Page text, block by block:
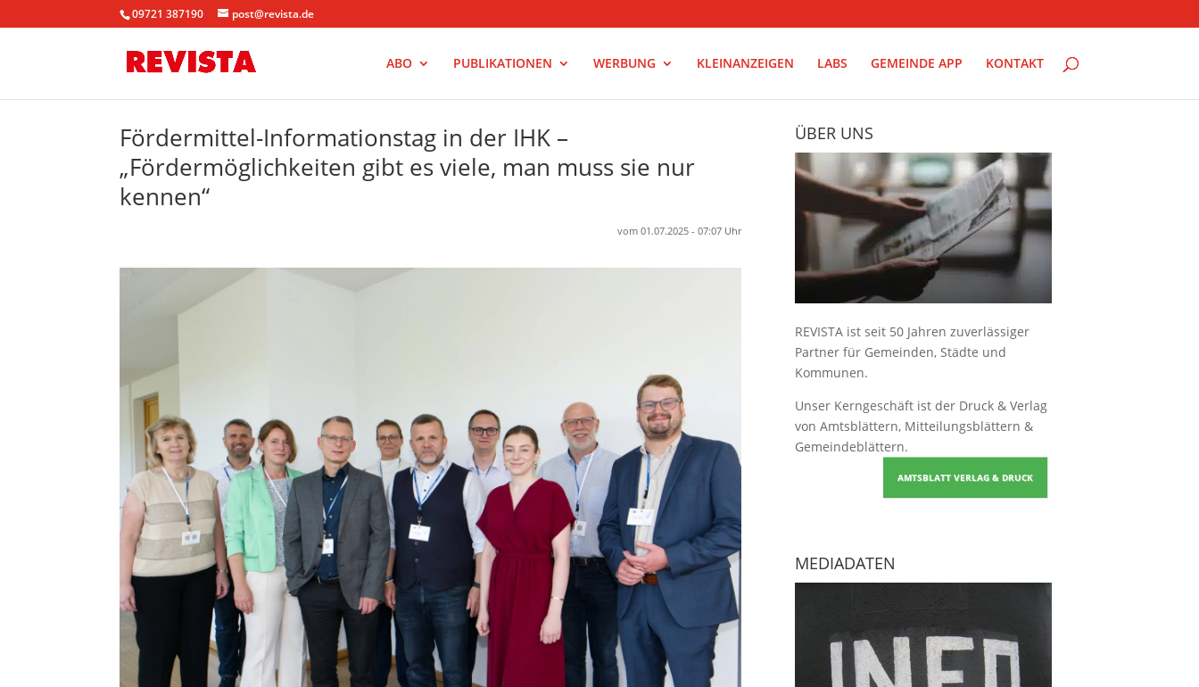
09721 387190 post@revista.de
ABO PUBLIKATIONEN WERBUNG KLEINANZEIGEN LABS GEMEINDE APP KONTAKT
Fördermittel-Informationstag in der IHK –
„Fördermöglichkeiten gibt es viele, man muss sie nur
kennen“
vom 01.07.2025 - 07:07 Uhr
ÜBER UNS
REVISTA ist seit 50 Jahren zuverlässiger
Partner für Gemeinden, Städte und
Kommunen.
Unser Kerngeschäft ist der Druck & Verlag
von Amtsblättern, Mitteilungsblättern &
Gemeindeblättern.
AMTSBLATT VERLAG & DRUCK
MEDIADATEN